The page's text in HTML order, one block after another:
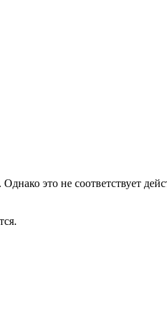
это не соответствует